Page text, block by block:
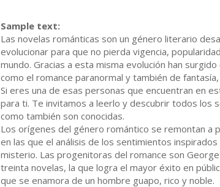
Sample text:
Las novelas románticas son un género literario
evolucionar para que no pierda vigencia,
mundo. Gracias a esta misma evolución han
como el romance paranormal y también de
Si eres una de esas personas que encuentran en
para ti. Te invitamos a leerlo y descubrir todos los
como también son conocidas.
Los orígenes del género romántico se remontan a
en las que el análisis de los sentimientos
misterio. Las progenitoras del romance son
treinta novelas, la que logra el mayor éxito en
que se enamora de un hombre guapo, rico y noble.